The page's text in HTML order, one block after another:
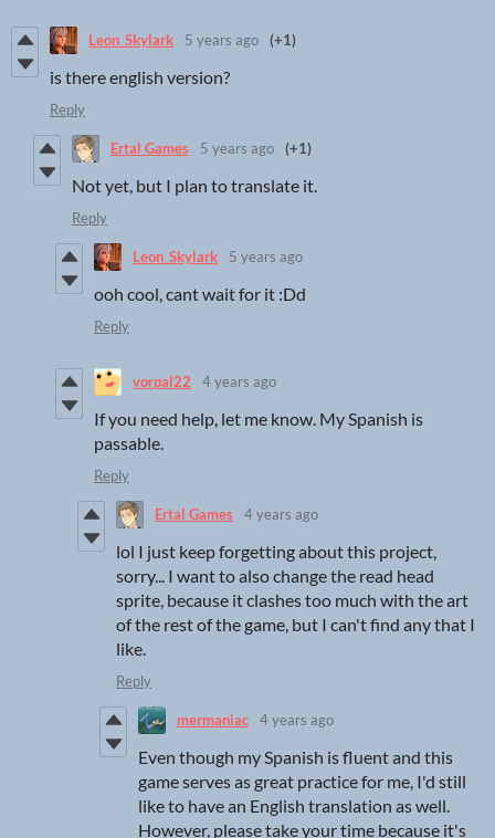
Leon_Skylark 5 years ago (+1)
is there english version?
Reply
Ertal Games 5 years ago (+1)
Not yet, but I plan to translate it.
Reply
Leon_Skylark 5 years ago
ooh cool, cant wait for it :Dd
Reply
vorpal22 4 years ago
If you need help, let me know. My Spanish is
passable.
Reply
Ertal Games 4 years ago
lol I just keep forgetting about this project,
sorry... I want to also change the read head
sprite, because it clashes too much with the art
of the rest of the game, but I can't find any that I
like.
Reply
mermaniac 4 years ago
Even though my Spanish is fluent and this
game serves as great practice for me, I'd still
like to have an English translation as well.
However, please take your time because it's